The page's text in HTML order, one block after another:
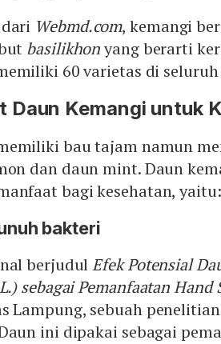
Webmd.com, kemangi
basilikhonyang berarti
60 varietas di
Daun Kemangi untuk
bau tajam namun
dan daun mint. Daun
bagi kesehatan, yaitu:
bakteri
berjudulEfek Potensial
sebagai Pemanfaatan Hand
Lampung, sebuah
ini dipakai sebagai